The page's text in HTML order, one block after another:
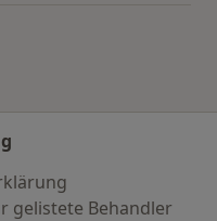
gelistete Behandler